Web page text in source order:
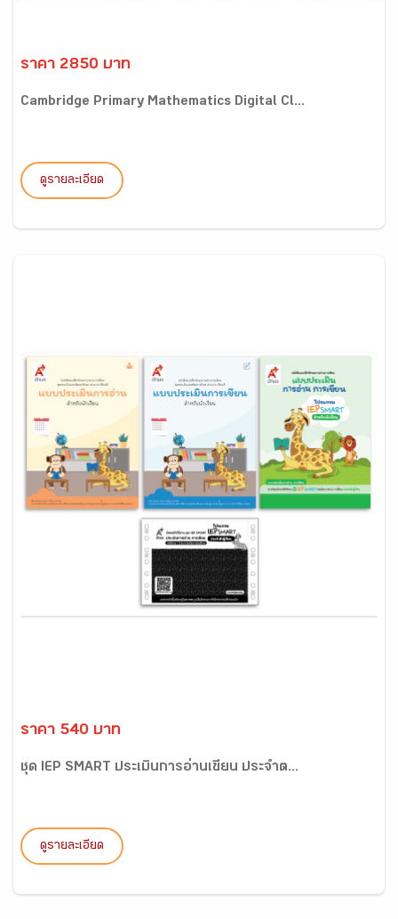
ราคา 2850 บาท
Cambridge Primary Mathematics Digital Cl...
ดูรายละเอียด
ราคา 540 บาท
ชุด IEP SMART ประเมินการอ่านเขียน ประจำต...
ดูรายละเอียด